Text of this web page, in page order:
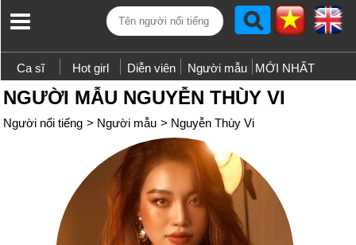
Ca sĩ Hot girl Diễn viên Người mẫu MỚI NHẤT
NGƯỜI MẪU NGUYỄN THÙY VI
Người nổi tiếng > Người mẫu > Nguyễn Thùy Vi